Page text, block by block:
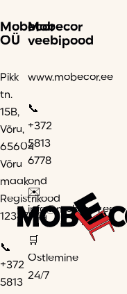
Mobecor
OÜ
Pikk
tn.
15B,
Võru,
65604
Võru
maakond
Registrikood
12347944
📞
+372
5813
Mobecor
veebipood
www.mobecor.ee
📞
+372
5813
6778
✉️
info@mobecor.ee
🛒
Ostlemine
24/7